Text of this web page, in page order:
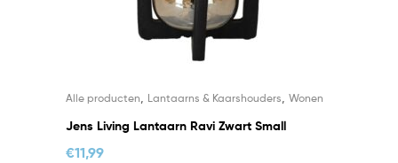
Alle producten Lantaarns & Kaarshouders Wonen
Jens Living Lantaarn Ravi Zwart Small
€11,99